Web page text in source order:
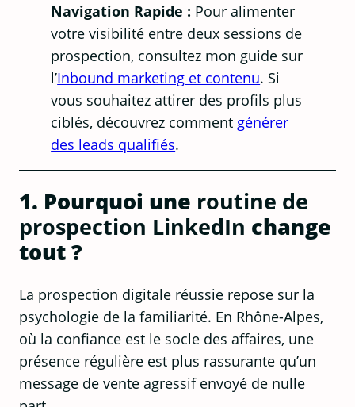
Navigation Rapide : Pour alimenter
votre visibilité entre deux sessions de
prospection, consultez mon guide sur
l’Inbound marketing et contenu. Si
vous souhaitez attirer des profils plus
ciblés, découvrez comment générer
des leads qualifiés.
1. Pourquoi une routine de
prospection LinkedIn change
tout ?
La prospection digitale réussie repose sur la
psychologie de la familiarité. En Rhône-Alpes,
où la confiance est le socle des affaires, une
présence régulière est plus rassurante qu’un
message de vente agressif envoyé de nulle